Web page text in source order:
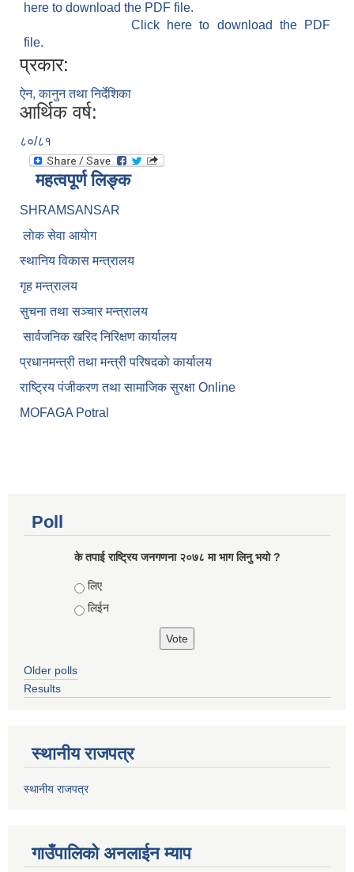
here to download the PDF file.
Click here to download the PDF
file.
प्रकार:
ऐन, कानुन तथा निर्देशिका
आर्थिक वर्ष:
८०/८१
महत्वपूर्ण लिङ्क
SHRAMSANSAR
लाेक सेवा आयाेग
स्थानिय विकास मन्त्रालय
गृह मन्त्रालय
सुचना तथा सञ्चार मन्त्रालय
सार्वजनिक खरिद निरिक्षण कार्यालय
प्रधानमन्त्री तथा मन्त्री परिषदकाे कार्यालय
राष्ट्रिय पंजीकरण तथा सामाजिक सुरक्षा Online
MOFAGA Potral
Poll
के तपाई राष्ट्रिय जनगणना २०७८ मा भाग लिनु भयो ?
Choices
लिए
लिईन
Older polls
Results
स्थानीय राजपत्र
स्थानीय राजपत्र
गाउँपालिको अनलाईन म्याप